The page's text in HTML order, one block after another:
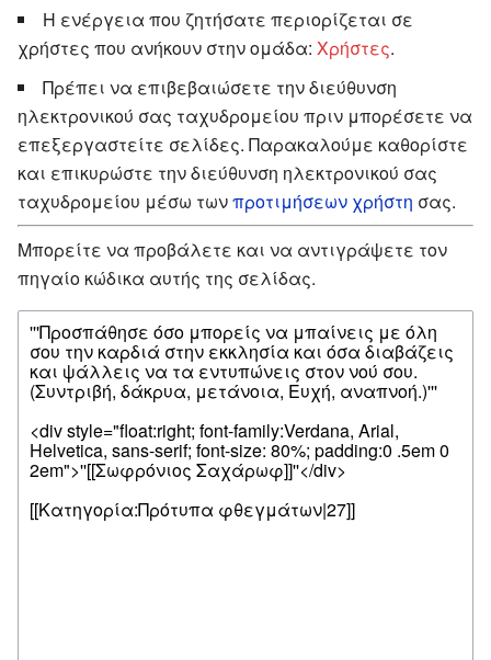
Η ενέργεια που ζητήσατε περιορίζεται σε
χρήστες που ανήκουν στην ομάδα: Χρήστες.
Πρέπει να επιβεβαιώσετε την διεύθυνση
ηλεκτρονικού σας ταχυδρομείου πριν μπορέσετε να
επεξεργαστείτε σελίδες. Παρακαλούμε καθορίστε
και επικυρώστε την διεύθυνση ηλεκτρονικού σας
ταχυδρομείου μέσω τωνπροτιμήσεων χρήστη σας.
Μπορείτε να προβάλετε και να αντιγράψετε τον
πηγαίο κώδικα αυτής της σελίδας.